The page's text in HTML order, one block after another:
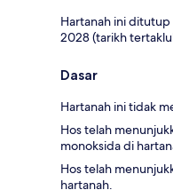
Hartanah ini
2028 (tarikh
Dasar
Hartanah ini tidak
Hos telah
monoksida di
Hos telah
hartanah.